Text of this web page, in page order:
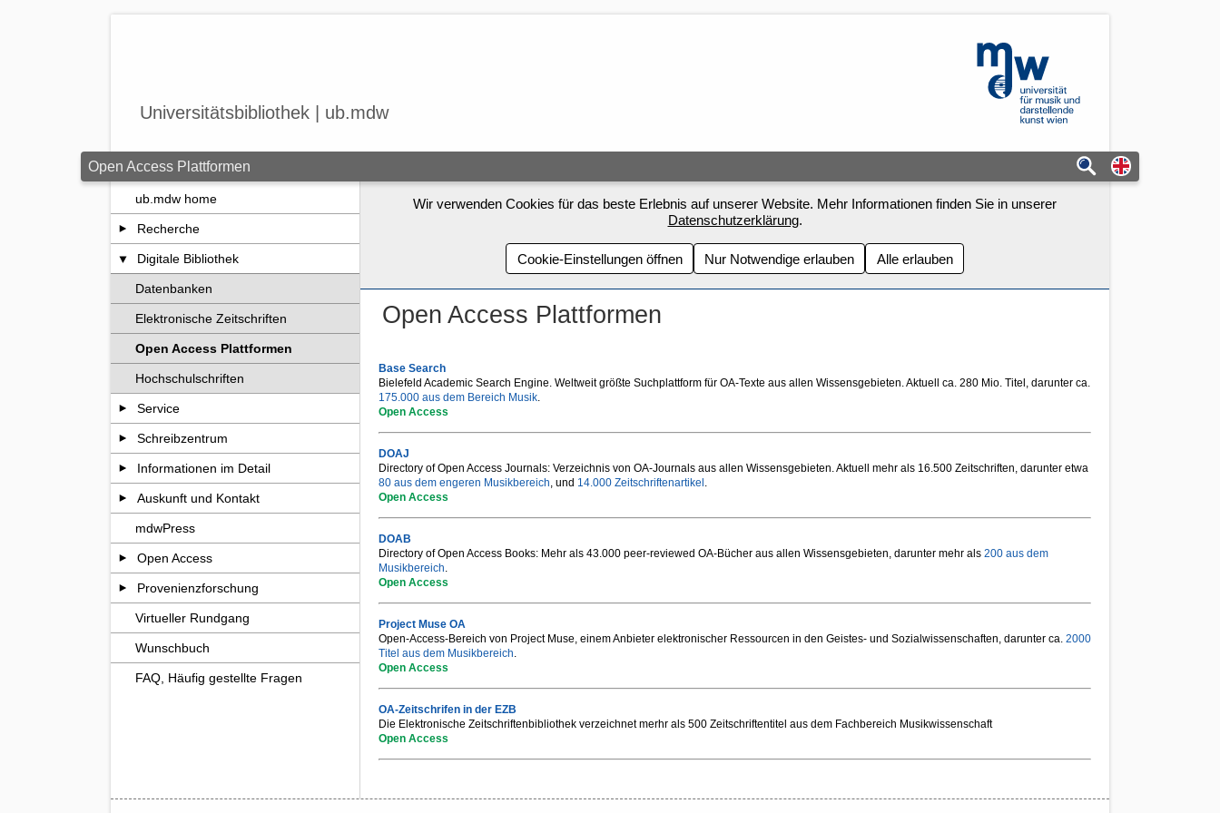
Universitätsbibliothek | ub.mdw
mdw - Homepage
Open Access Plattformen Switch to
ub.mdw home
Recherche
Digitale Bibliothek
Datenbanken
Elektronische Zeitschriften
Open Access Plattformen
Hochschulschriften
Service
Schreibzentrum
Informationen im Detail
Auskunft und Kontakt
mdwPress
Open Access
Provenienzforschung
Virtueller Rundgang
Wunschbuch
FAQ, Häufig gestellte Fragen
Wir verwenden Cookies für das beste Erlebnis auf unserer Website. Mehr Informationen finden Sie in unserer
Datenschutzerklärung.
Cookie-Einstellungen öffnen Nur Notwendige erlauben Alle erlauben
Open Access Plattformen
Base Search
Bielefeld Academic Search Engine. Weltweit größte Suchplattform für OA-Texte aus allen Wissensgebieten. Aktuell ca. 280 Mio. Titel, darunter ca.
175.000 aus dem Bereich Musik.
Open Access
DOAJ
Directory of Open Access Journals: Verzeichnis von OA-Journals aus allen Wissensgebieten. Aktuell mehr als 16.500 Zeitschriften, darunter etwa
80 aus dem engeren Musikbereich, und 14.000 Zeitschriftenartikel.
Open Access
DOAB
Directory of Open Access Books: Mehr als 43.000 peer-reviewed OA-Bücher aus allen Wissensgebieten, darunter mehr als 200 aus dem
Musikbereich.
Open Access
Project Muse OA
Open-Access-Bereich von Project Muse, einem Anbieter elektronischer Ressourcen in den Geistes- und Sozialwissenschaften, darunter ca. 2000
Titel aus dem Musikbereich.
Open Access
OA-Zeitschrifen in der EZB
Die Elektronische Zeitschriftenbibliothek verzeichnet merhr als 500 Zeitschriftentitel aus dem Fachbereich Musikwissenschaft
Open Access